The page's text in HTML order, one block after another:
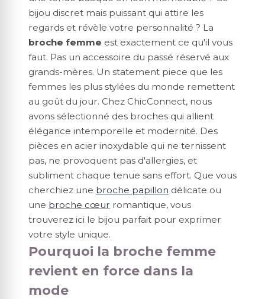
bijou discret mais puissant qui attire les
regards et révèle votre personnalité ? La
broche femme est exactement ce qu'il vous
faut. Pas un accessoire du passé réservé aux
grands-mères. Un statement piece que les
femmes les plus stylées du monde remettent
au goût du jour. Chez ChicConnect, nous
avons sélectionné des broches qui allient
élégance intemporelle et modernité. Des
pièces en acier inoxydable qui ne ternissent
pas, ne provoquent pas d'allergies, et
subliment chaque tenue sans effort. Que vous
cherchiez une broche papillon délicate ou
une broche cœur romantique, vous
trouverez ici le bijou parfait pour exprimer
votre style unique.
Pourquoi la broche femme
revient en force dans la
mode